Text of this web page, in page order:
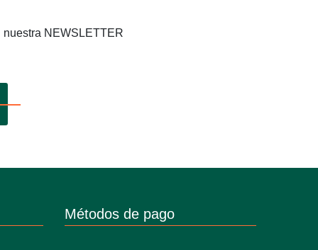
nuestra NEWSLETTER
Métodos de pago